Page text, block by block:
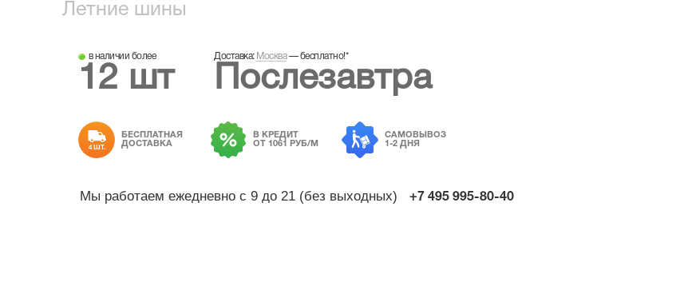
Летние шины
в наличии более
12 шт
Доставка: Москва—бесплатно!*
Послезавтра
4 ШТ.
БЕСПЛАТНАЯ
ДОСТАВКА
В КРЕДИТ
ОТ 1061 РУБ/М
САМОВЫВОЗ
1-2 ДНЯ
Мы работаем ежедневно с 9 до 21 (без выходных) +7 495 995-80-40